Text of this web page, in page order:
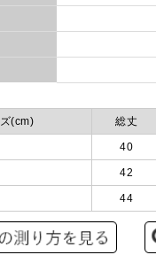
(cm) 総丈
40
42
44